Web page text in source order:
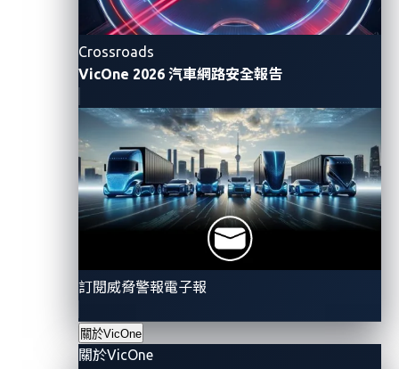
Crossroads
VicOne 2026 汽車網路安全報告
訂閱威脅警報電子報
關於VicOne
關於VicOne
cybersecurity product vendors to have expertise
ensure the delivery of secure products and cloud
services. It is also important to assess whether
vendors’ product and software development
projects comply with automotive and IT–related
standards such as ASPICE and ISO/IEC 27017.
Security response in action.Implementing a
streamlined security incident handling process
enables organizations to promptly activate
relevant procedures for identifying, assessing,
and addressing risks associated with security
vulnerabilities across their products. This makes
it easier for stakeholders to take relevant actions